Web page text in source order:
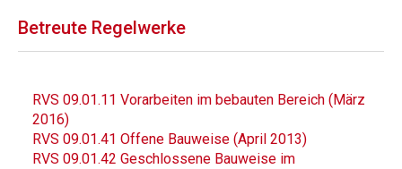
Betreute Regelwerke
RVS 09.01.11 Vorarbeiten im bebauten Bereich (März
2016)
RVS 09.01.41 Offene Bauweise (April 2013)
RVS 09.01.42 Geschlossene Bauweise im